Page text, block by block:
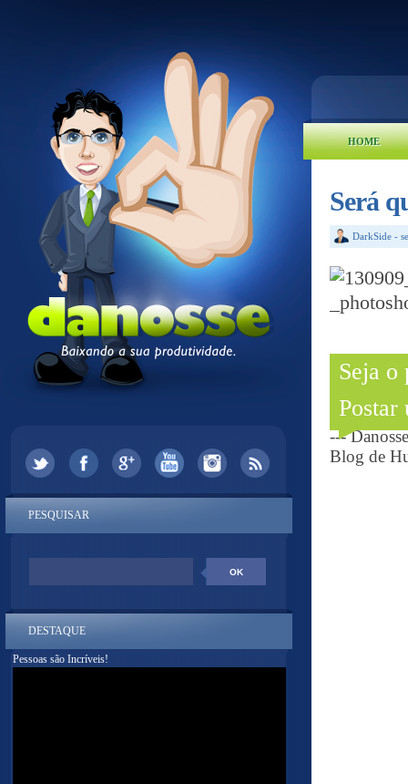
HOME
Será
DarkSide -
Seja o
Postar
---
Blog de
PESQUISAR
DESTAQUE
Pessoas são Incríveis!